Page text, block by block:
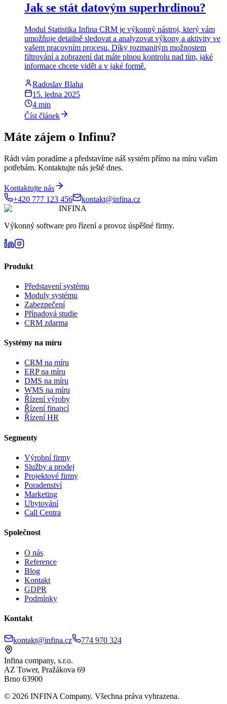
Jak se stát datovým superhrdinou?
Modul Statistika Infina CRM je výkonný nástroj, který vám
umožňuje detailně sledovat a analyzovat výkony a aktivity ve
vašem pracovním procesu. Díky rozmanitým možnostem
filtrování a zobrazení dat máte plnou kontrolu nad tím, jaké
informace chcete vidět a v jaké formě.
Radoslav Blaha
15. ledna 2025
4 min
Číst článek
Máte zájem o Infinu?
Rádi vám poradíme a představíme náš systém přímo na míru vašim
potřebám. Kontaktujte nás ještě dnes.
Kontaktujte nás
+420 777 123 456
kontakt@infina.cz
INFINA
Výkonný software pro řízení a provoz úspěšné firmy.
Produkt
Představení systému
Moduly systému
Zabezpečení
Případová studie
CRM zdarma
Systémy na míru
CRM na míru
ERP na míru
DMS na míru
WMS na míru
Řízení výroby
Řízení financí
Řízení HR
Segmenty
Výrobní firmy
Služby a prodej
Projektové firmy
Poradenství
Marketing
Ubytování
Call Centra
Společnost
O nás
Reference
Blog
Kontakt
GDPR
Podmínky
Kontakt
kontakt@infina.cz 774 970 324
Infina company, s.r.o.
AZ Tower, Pražákova 69
Brno 63900
© 2026 INFINA Company. Všechna práva vyhrazena.